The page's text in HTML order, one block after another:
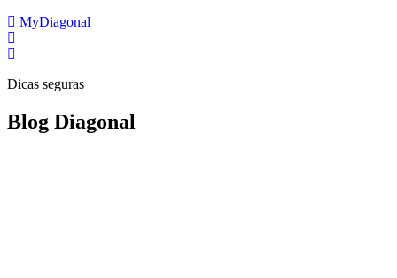
MyDiagonal
Dicas seguras
Blog Diagonal